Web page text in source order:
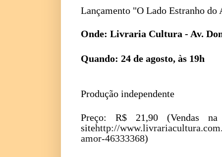
Lançamento "O Lado Estranho do
Onde: Livraria Cultura - Av.
Quando: 24 de agosto, às 19h
Produção independente
Preço: R$ 21,90 (Vendas
sitehttp://
amor-46333368)